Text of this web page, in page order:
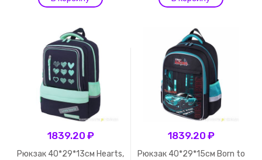
1839.20 ₽
Рюкзак 40*29*13см Hearts,
1839.20 ₽
Рюкзак 40*29*15см Born to